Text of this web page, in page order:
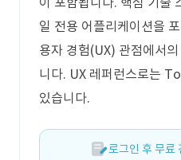
일 전용 어플리케이션을
용자 경험(UX) 관점에서
니다. UX 레퍼런스로는
있습니다.
로그인 후 무료